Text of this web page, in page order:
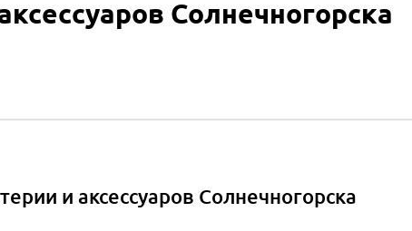
Солнечногорска
и аксессуаров Солнечногорска